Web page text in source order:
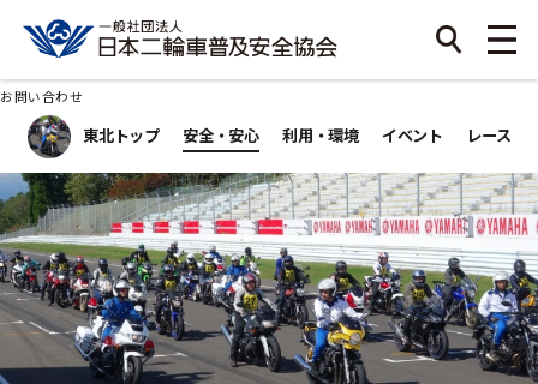
東北トップ 安全・安心 利用・環境 イベント レース
お問い合わせ